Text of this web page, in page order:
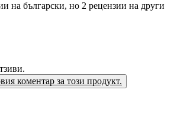
на български, но 2 рецензии на други
коментар за този продукт.